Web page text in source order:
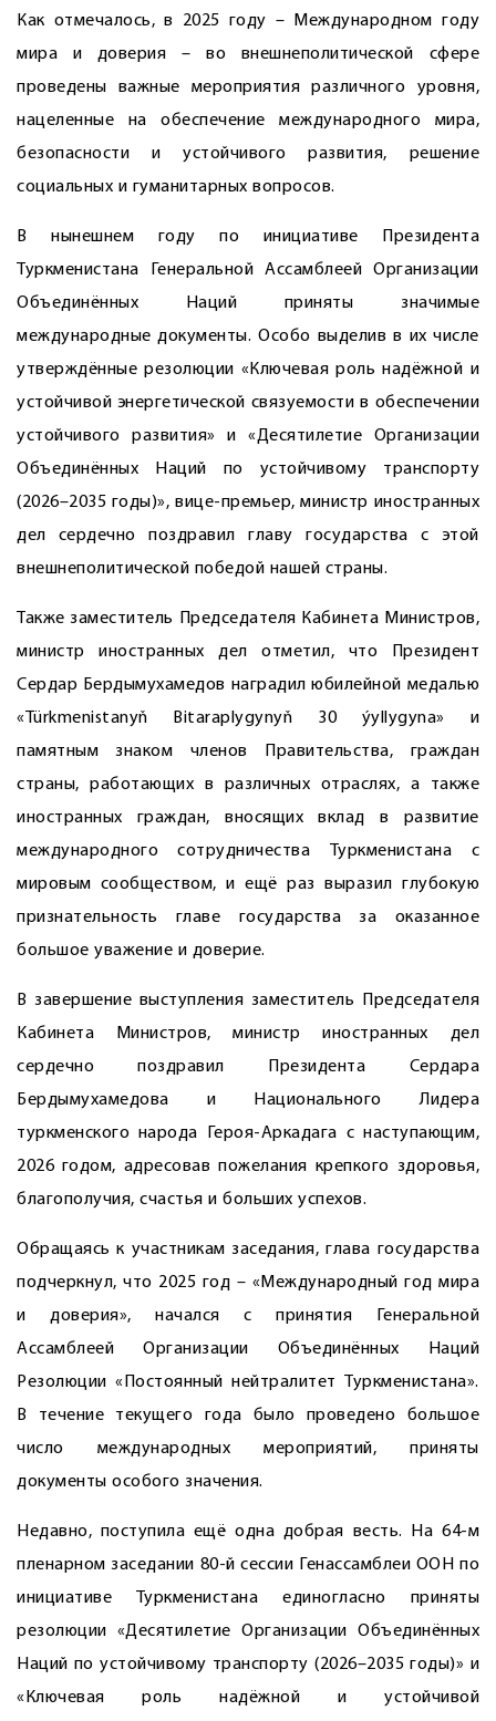
Как отмечалось, в 2025 году – Международном году
мира и доверия – во внешнеполитической сфере
проведены важные мероприятия различного уровня,
нацеленные на обеспечение международного мира,
безопасности и устойчивого развития, решение
социальных и гуманитарных вопросов.
В нынешнем году по инициативе Президента
Туркменистана Генеральной Ассамблеей Организации
Объединённых Наций приняты значимые
международные документы. Особо выделив в их числе
утверждённые резолюции «Ключевая роль надёжной и
устойчивой энергетической связуемости в обеспечении
устойчивого развития» и «Десятилетие Организации
Объединённых Наций по устойчивому транспорту
(2026–2035 годы)», вице-премьер, министр иностранных
дел сердечно поздравил главу государства с этой
внешнеполитической победой нашей страны.
Также заместитель Председателя Кабинета Министров,
министр иностранных дел отметил, что Президент
Сердар Бердымухамедов наградил юбилейной медалью
«Türkmenistanyň Bitaraplygynyň 30 ýyllygyna» и
памятным знаком членов Правительства, граждан
страны, работающих в различных отраслях, а также
иностранных граждан, вносящих вклад в развитие
международного сотрудничества Туркменистана с
мировым сообществом, и ещё раз выразил глубокую
признательность главе государства за оказанное
большое уважение и доверие.
В завершение выступления заместитель Председателя
Кабинета Министров, министр иностранных дел
сердечно поздравил Президента Сердара
Бердымухамедова и Национального Лидера
туркменского народа Героя-Аркадага с наступающим,
2026 годом, адресовав пожелания крепкого здоровья,
благополучия, счастья и больших успехов.
Обращаясь к участникам заседания, глава государства
подчеркнул, что 2025 год – «Международный год мира
и доверия», начался с принятия Генеральной
Ассамблеей Организации Объединённых Наций
Резолюции «Постоянный нейтралитет Туркменистана».
В течение текущего года было проведено большое
число международных мероприятий, приняты
документы особого значения.
Недавно, поступила ещё одна добрая весть. На 64-м
пленарном заседании 80-й сессии Генассамблеи ООН по
инициативе Туркменистана единогласно приняты
резолюции «Десятилетие Организации Объединённых
Наций по устойчивому транспорту (2026–2035 годы)» и
«Ключевая роль надёжной и устойчивой